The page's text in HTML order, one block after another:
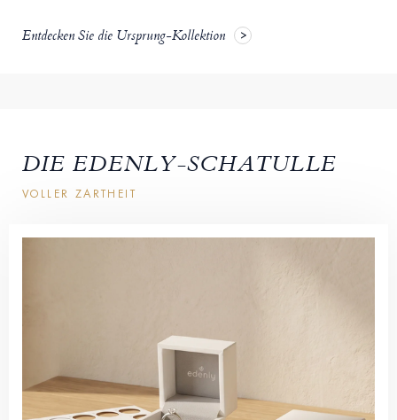
Entdecken Sie die Ursprung-Kollektion
DIE EDENLY-SCHATULLE
VOLLER ZARTHEIT